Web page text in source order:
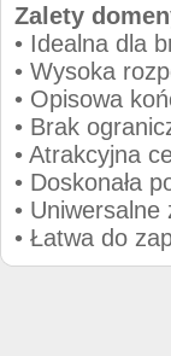
Zalety
• Idealna dla
• Wysoka
• Opisowa
• Brak
• Atrakcyjna
• Doskonała
•
• Łatwa do